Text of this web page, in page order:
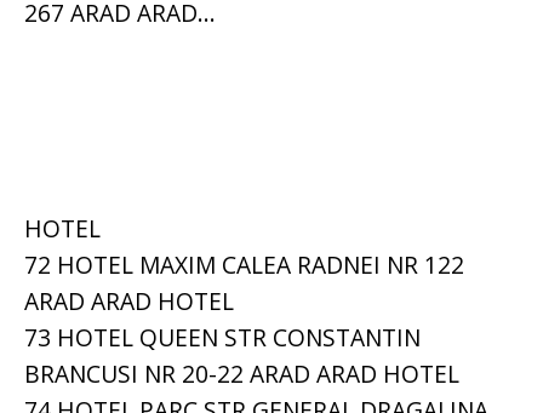
267 ARAD ARAD...
HOTEL
72 HOTEL MAXIM CALEA RADNEI NR 122
ARAD ARAD HOTEL
73 HOTEL QUEEN STR CONSTANTIN
BRANCUSI NR 20-22 ARAD ARAD HOTEL